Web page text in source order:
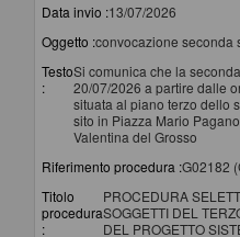
Data invio :13/07/2026
Oggetto :convocazione seconda
Testo
:
Si comunica che la
20/07/2026 a partire dalle
situata al piano terzo dello
sito in Piazza Mario
Valentina del Grosso
Riferimento procedura :G02182
Titolo
procedura
:
PROCEDURA
SOGGETTI DEL
DEL PROGETTO